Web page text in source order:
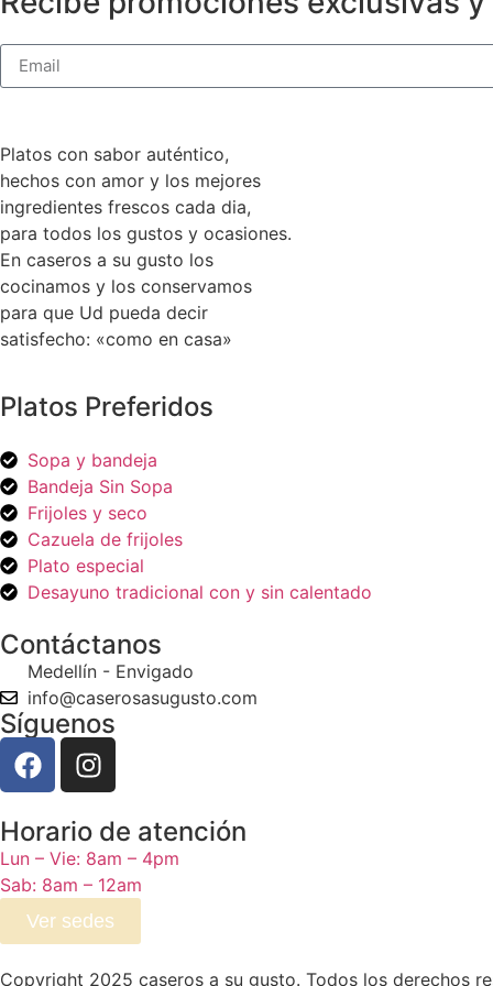
Platos con sabor auténtico,
hechos con amor y los mejores
ingredientes frescos cada dia,
para todos los gustos y ocasiones.
En caseros a su gusto los
cocinamos y los conservamos
para que Ud pueda decir
satisfecho: «como en casa»
Platos Preferidos
Sopa y bandeja
Bandeja Sin Sopa
Frijoles y seco
Cazuela de frijoles
Plato especial
Desayuno tradicional con y sin calentado
Contáctanos
Medellín - Envigado
info@caserosasugusto.com
Síguenos
Horario de atención
Lun – Vie: 8am – 4pm
Sab: 8am – 12am
Ver sedes
Copyright 2025 caseros a su gusto. Todos los derechos